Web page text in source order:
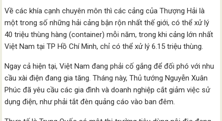
Về các khía cạnh chuyên môn thì các cảng của Thượng Hải là
một trong số những hải cảng bận rộn nhất thế giới, có thể xử lý
40 triệu thùng hàng (container) mỗi năm, trong khi cảng lớn nhất
Việt Nam tại TP Hồ Chí Minh, chỉ có thể xử lý 6.15 triệu thùng.
Ngay cả hiện tại, Việt Nam đang phải cố gắng để đối phó với nhu
cầu xài điện đang gia tăng. Tháng này, Thủ tướng Nguyễn Xuân
Phúc đã yêu cầu các gia đình và doanh nghiệp cắt giảm việc sử
dụng điện, như phải tắt đèn quảng cáo vào ban đêm.